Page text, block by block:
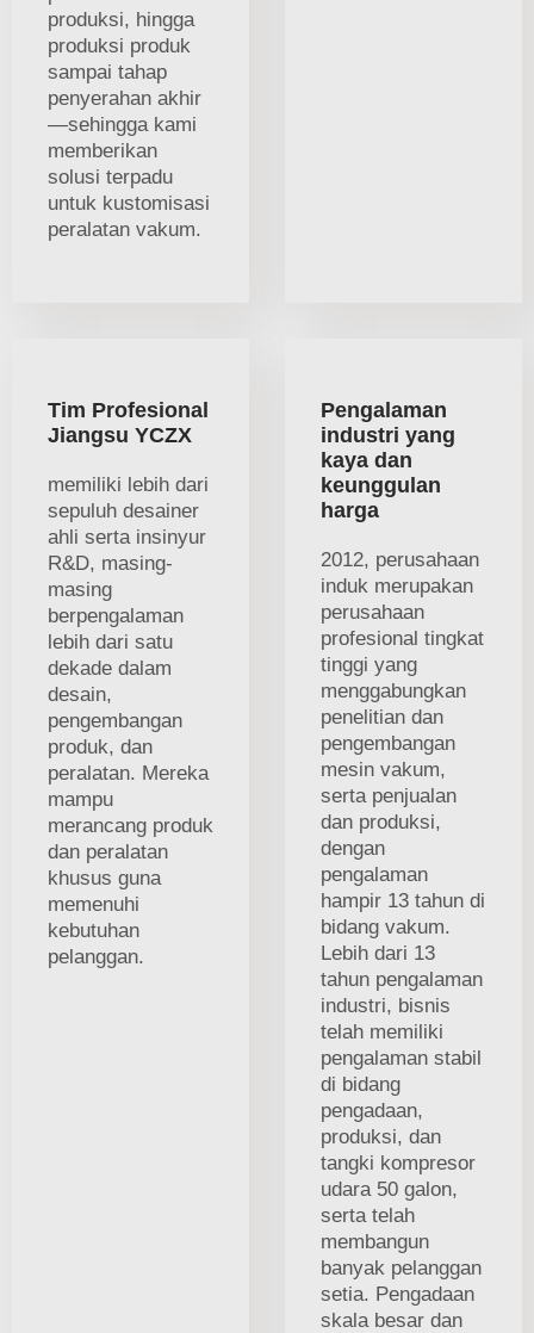
produksi, hingga
produksi produk
sampai tahap
penyerahan akhir
—sehingga kami
memberikan
solusi terpadu
untuk kustomisasi
peralatan vakum.
Tim Profesional
Jiangsu YCZX
memiliki lebih dari
sepuluh desainer
ahli serta insinyur
R&D, masing-
masing
berpengalaman
lebih dari satu
dekade dalam
desain,
pengembangan
produk, dan
peralatan. Mereka
mampu
merancang produk
dan peralatan
khusus guna
memenuhi
kebutuhan
pelanggan.
Pengalaman
industri yang
kaya dan
keunggulan
harga
2012, perusahaan
induk merupakan
perusahaan
profesional tingkat
tinggi yang
menggabungkan
penelitian dan
pengembangan
mesin vakum,
serta penjualan
dan produksi,
dengan
pengalaman
hampir 13 tahun di
bidang vakum.
Lebih dari 13
tahun pengalaman
industri, bisnis
telah memiliki
pengalaman stabil
di bidang
pengadaan,
produksi, dan
tangki kompresor
udara 50 galon,
serta telah
membangun
banyak pelanggan
setia. Pengadaan
skala besar dan